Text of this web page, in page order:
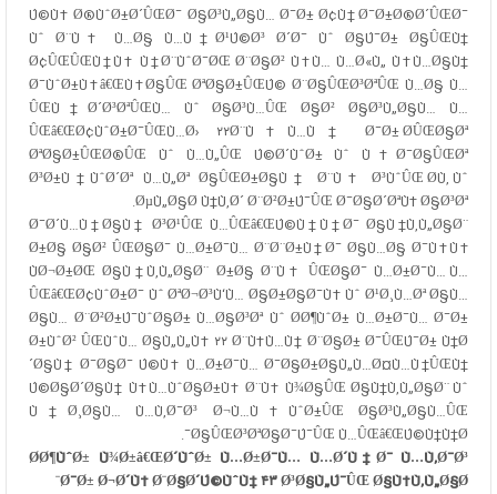
Ú©Ù‡ Ø®ÙˆØ±Ø´ÛŒØ¯ Ø§Ø³Ù„Ø§Ù… Ø¯Ø± Ø¢Ù† Ø¯Ø±Ø®Ø´ÛŒØ¯
Ùˆ Ø¨Ù‡ Ù…Ø§ Ù…Ù†Ø¹Ú©Ø³ Ø´Ø¯ Ùˆ Ø§Ú¯Ø± Ø§ÛŒÙ†
Ø¢ÛŒÛŒÙ†Ù‡ Ù†Ø¨ÙˆØ¯ØŒ Ø¨Ø§Ø² Ù‡Ù… Ù…Ø«Ù„ Ù‡Ù…Ø§Ù†
Ø¯ÙˆØ±Ù‡â€ŒÙ‡Ø§ÛŒ ØªØ§Ø±ÛŒÚ© Ø¨Ø§ÛŒØ³ØªÛŒ Ù…Ø§ Ù…
ÛŒÙ†Ø´Ø³ØªÛŒÙ… Ùˆ Ø§Ø³Ù…ÛŒ Ø§Ø² Ø§Ø³Ù„Ø§Ù… Ù…
ÛŒâ€ŒØ¢ÙˆØ±Ø¯ÛŒÙ…Ø› ۲۲Ø¨Ù‡Ù…Ù† Ø¯Ø± Ø­ÛŒØ§Øª
ØªØ§Ø±ÛŒØ®ÛŒ Ùˆ Ù…Ù„ÛŒ Ú©Ø´ÙˆØ± Ùˆ Ù‡Ø¯Ø§ÛŒØª
Ø³Ø±Ù†ÙˆØ´Øª Ù…Ù„Øª Ø§ÛŒØ±Ø§Ù† Ø¨Ù‡ Ø³ÙˆÛŒ Ø­Ù‚ Ùˆ
ØµÙ„Ø§Ø­ Ù†Ù‚Ø´ Ø¨Ø²Ø±Ú¯ÛŒ Ø¯Ø§Ø´ØªÙ‡ Ø§Ø³Øª.
Ø¯Ø´Ù…Ù†Ø§Ù† Ø³Ø¹ÛŒ Ù…ÛŒâ€ŒÚ©Ù†Ù†Ø¯ Ø§Ù†Ù‚Ù„Ø§Ø¨
Ø±Ø§ Ø§Ø² ÛŒØ§Ø¯ Ù…Ø±Ø¯Ù… Ø¨Ø¨Ø±Ù†Ø¯ Ø§Ù…Ø§ Ø¯Ù‡Ù‡
ÙØ¬Ø±ØŒ Ø§Ù†Ù‚Ù„Ø§Ø¨ Ø±Ø§ Ø¨Ù‡ ÛŒØ§Ø¯ Ù…Ø±Ø¯Ù… Ù…
ÛŒâ€ŒØ¢ÙˆØ±Ø¯ Ùˆ ØªØ¬Ø³Ù‘Ù… Ø§Ø±Ø§Ø¯Ù‡ Ùˆ Ø¹Ø¸Ù…Øª Ø§Ù…
Ø§Ù… Ø¨Ø²Ø±Ú¯ÙˆØ§Ø± Ù…Ø§Ø³Øª Ùˆ Ø­Ø¶ÙˆØ± Ù…Ø±Ø¯Ù… Ø¯Ø±
Ø±ÙˆØ² ÛŒÙˆÙ… Ø§Ù„Ù„Ù‡ ۲۲ Ø¨Ù‡Ù…Ù† Ø¨Ø§Ø± Ø¯ÛŒÚ¯Ø± Ù†Ø
´Ø§Ù† Ø¯Ø§Ø¯ Ú©Ù‡ Ù…Ø±Ø¯Ù… Ø¯Ø§Ø±Ø§Ù„Ù…Ø¤Ù…Ù†ÛŒÙ†
Ú©Ø§Ø´Ø§Ù† Ù‡Ù…ÙˆØ§Ø±Ù‡ Ø¨Ù‡ Ù¾Ø§ÛŒ Ø§Ù†Ù‚Ù„Ø§Ø¨ Ùˆ
Ù†Ø¸Ø§Ù… Ù…Ù‚Ø¯Ø³ Ø¬Ù…Ù‡ÙˆØ±ÛŒ Ø§Ø³Ù„Ø§Ù…ÛŒ
Ø§ÛŒØ³ØªØ§Ø¯Ú¯ÛŒ Ù…ÛŒâ€ŒÚ©Ù†Ù†Ø¯.
Ø­Ø¶ÙˆØ± Ù¾Ø±â€ŒØ´ÙˆØ± Ù…Ø±Ø¯Ù… Ù…Ø´Ù‡Ø¯ Ù…Ù‚Ø¯Ø³
Ø¯Ø± Ø¬Ø´Ù† Ø¨Ø§Ø´Ú©ÙˆÙ‡ ۴۳ Ø³Ø§Ù„Ú¯ÛŒ Ø§Ù†Ù‚Ù„Ø§Ø¨